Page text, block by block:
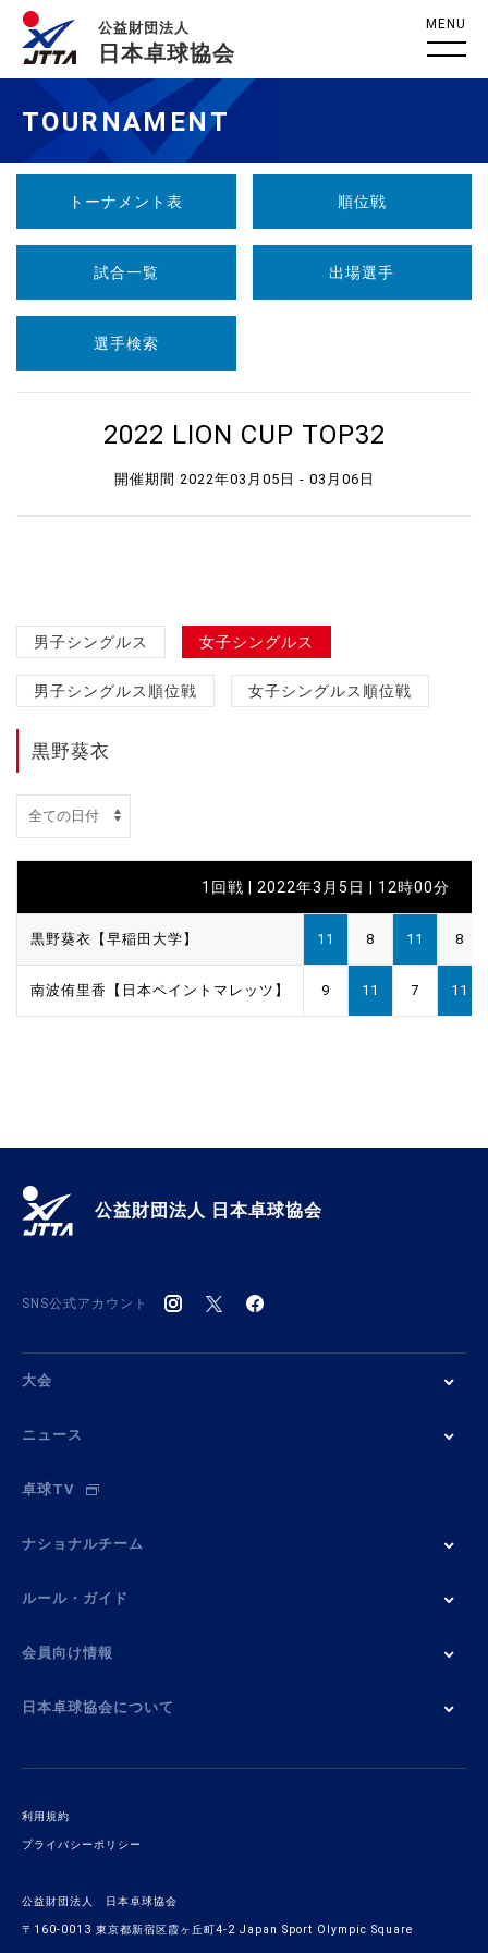
公益財団法人
日本卓球協会
MENU
TOURNAMENT
トーナメント表 順位戦
試合一覧 出場選手
選手検索
2022 LION CUP TOP32
開催期間 2022年03月05日 - 03月06日
男子シングルス 女子シングルス
男子シングルス順位戦 女子シングルス順位戦
黒野葵衣
1回戦 | 2022年3月5日 | 12時00分
黒野葵衣【早稲田大学】 11 8 11 8
南波侑里香【日本ペイントマレッツ】 9 11 7 11
公益財団法人 日本卓球協会
SNS公式アカウント
大会
ニュース
卓球TV
ナショナルチーム
ルール・ガイド
会員向け情報
日本卓球協会について
利用規約
プライバシーポリシー
公益財団法人 日本卓球協会
〒160-0013 東京都新宿区霞ヶ丘町4-2 Japan Sport Olympic Square